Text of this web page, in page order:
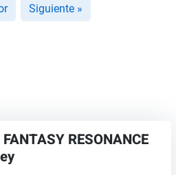
Siguiente »
RESONANCE